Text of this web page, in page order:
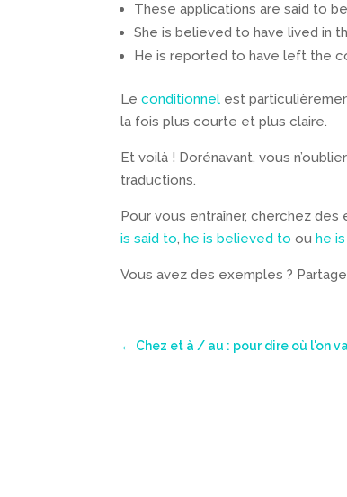
These applications are said to
She is believed to have lived in
He is reported to have left the
Leconditionnel est
la fois plus courte et plus claire.
Et voilà ! Dorénavant, vous
traductions.
Pour vous entraîner, cherchez
is said to,he is believed to ou he
Vous avez des exemples ?
← Chez et à / au : pour dire où l'on va